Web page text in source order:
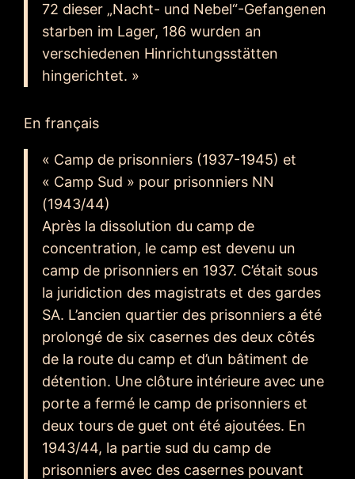
72 dieser „Nacht- und Nebel“-Gefangenen
starben im Lager, 186 wurden an
verschiedenen Hinrichtungsstätten
hingerichtet. »
En français
« Camp de prisonniers (1937-1945) et
« Camp Sud » pour prisonniers NN
(1943/44)
Après la dissolution du camp de
concentration, le camp est devenu un
camp de prisonniers en 1937. C’était sous
la juridiction des magistrats et des gardes
SA. L’ancien quartier des prisonniers a été
prolongé de six casernes des deux côtés
de la route du camp et d’un bâtiment de
détention. Une clôture intérieure avec une
porte a fermé le camp de prisonniers et
deux tours de guet ont été ajoutées. En
1943/44, la partie sud du camp de
prisonniers avec des casernes pouvant